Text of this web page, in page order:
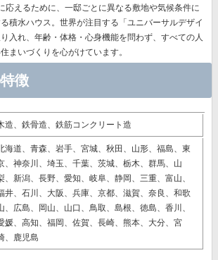
応えるために、一邸ごとに異なる敷地や気候条件に
積水ハウス。世界が注目する 「ユニバーサルデザイ
入れ、年齢・体格・心身機能を問わず、すべての人
まいづくりを心がけています。
徴
造、鉄骨造、鉄筋コンクリート造
海道、青森、岩手、宮城、秋田、山形、福島、東
、神奈川、埼玉、千葉、茨城、栃木、群馬、山
、新潟、長野、愛知、岐阜、静岡、三重、富山、
井、石川、大阪、兵庫、京都、滋賀、奈良、和歌
、広島、岡山、山口、鳥取、島根、徳島、香川、
媛、高知、福岡、佐賀、長崎、熊本、大分、宮
、鹿児島